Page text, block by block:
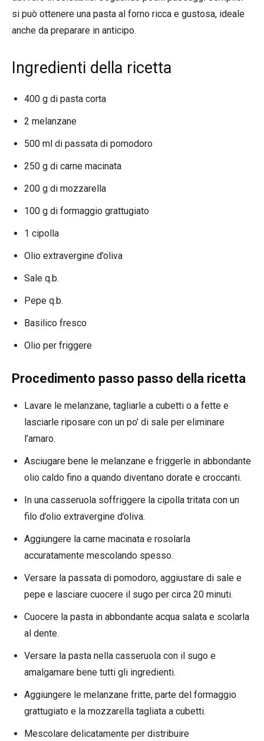
si può ottenere una pasta al forno ricca e gustosa, ideale
anche da preparare in anticipo.
Ingredienti della ricetta
400 g di pasta corta
2 melanzane
500 ml di passata di pomodoro
250 g di carne macinata
200 g di mozzarella
100 g di formaggio grattugiato
1 cipolla
Olio extravergine d’oliva
Sale q.b.
Pepe q.b.
Basilico fresco
Olio per friggere
Procedimento passo passo della ricetta
Lavare le melanzane, tagliarle a cubetti o a fette e
lasciarle riposare con un po’ di sale per eliminare
l’amaro.
Asciugare bene le melanzane e friggerle in abbondante
olio caldo fino a quando diventano dorate e croccanti.
In una casseruola soffriggere la cipolla tritata con un
filo d’olio extravergine d’oliva.
Aggiungere la carne macinata e rosolarla
accuratamente mescolando spesso.
Versare la passata di pomodoro, aggiustare di sale e
pepe e lasciare cuocere il sugo per circa 20 minuti.
Cuocere la pasta in abbondante acqua salata e scolarla
al dente.
Versare la pasta nella casseruola con il sugo e
amalgamare bene tutti gli ingredienti.
Aggiungere le melanzane fritte, parte del formaggio
grattugiato e la mozzarella tagliata a cubetti.
Mescolare delicatamente per distribuire